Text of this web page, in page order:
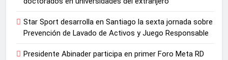
Star Sport desarrolla en Santiago la sexta jornada sobre
Prevención de Lavado de Activos y Juego Responsable
Presidente Abinader participa en primer Foro Meta RD